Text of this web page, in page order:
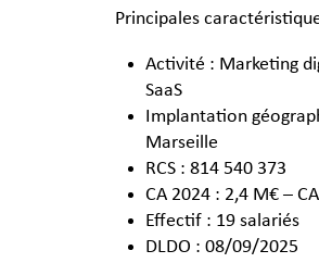
Principales
Activité : Marketing
SaaS
Implantation
Marseille
RCS : 814 540 373
CA 2024 : 2,4 M€ –
Effectif : 19 salariés
DLDO : 08/09/2025